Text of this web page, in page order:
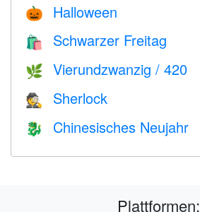
🎃 Halloween
🛍 Schwarzer Freitag
🌿 Vierundzwanzig / 420
🕵️ Sherlock
🐉 Chinesisches Neujahr
Plattformen: